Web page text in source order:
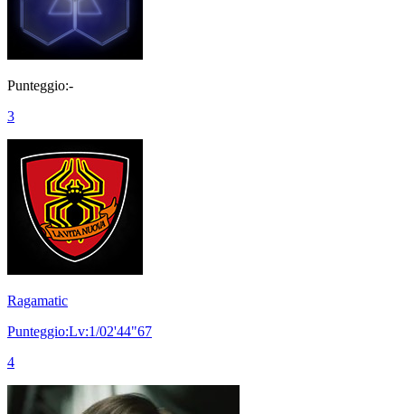
Punteggio:-
3
Ragamatic
Punteggio:Lv:1/02'44"67
4